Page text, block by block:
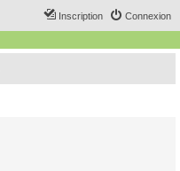
Connexion
Inscription